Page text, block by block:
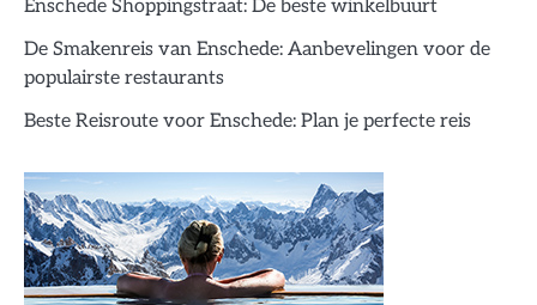
Enschede Shoppingstraat: De beste winkelbuurt
De Smakenreis van Enschede: Aanbevelingen voor de
populairste restaurants
Beste Reisroute voor Enschede: Plan je perfecte reis